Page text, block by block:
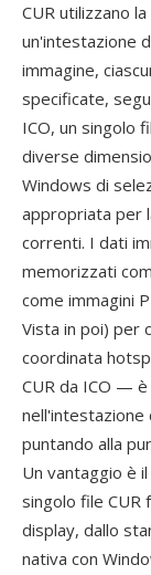
CUR utilizzano
un'intestazione
immagine,
specificate,
ICO, un singolo
diverse
Windows di
appropriata per
correnti. I dati
memorizzati
come immagini
Vista in poi) per
coordinata
CUR da ICO —
nell'intestazione
puntando alla
Un vantaggio è
singolo file
display, dallo
nativa con